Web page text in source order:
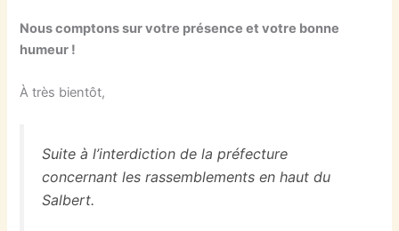
Nous comptons sur votre présence et votre bonne
humeur !
À très bientôt,
Suite à l’interdiction de la préfecture
concernant les rassemblements en haut du
Salbert.